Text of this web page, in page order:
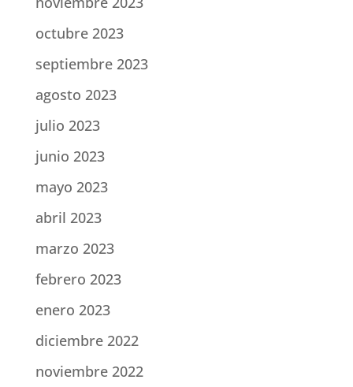
octubre 2023
septiembre 2023
agosto 2023
julio 2023
junio 2023
mayo 2023
abril 2023
marzo 2023
febrero 2023
enero 2023
diciembre 2022
noviembre 2022